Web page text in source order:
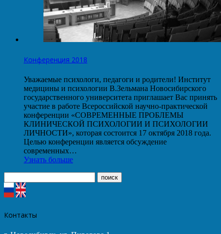
Конференция 2018
Уважаемые психологи, педагоги и родители! Институт
медицины и психологии В.Зельмана Новосибирского
государственного университета приглашает Вас принять
участие в работе Всероссийской научно-практической
конференции «СОВРЕМЕННЫЕ ПРОБЛЕМЫ
КЛИНИЧЕСКОЙ ПСИХОЛОГИИ И ПСИХОЛОГИИ
ЛИЧНОСТИ», которая состоится 17 октября 2018 года.
Целью конференции является обсуждение
современных…
Узнать больше
Контакты